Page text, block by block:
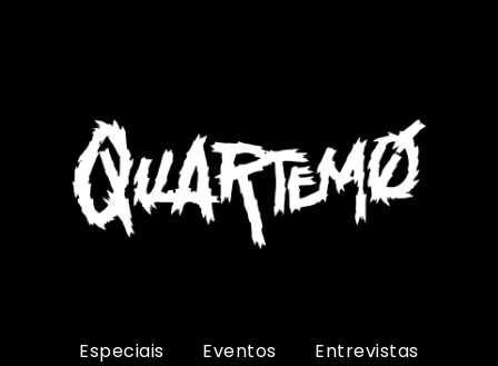
Especiais Eventos Entrevistas